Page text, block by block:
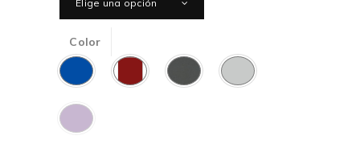
Elige una opción
Color